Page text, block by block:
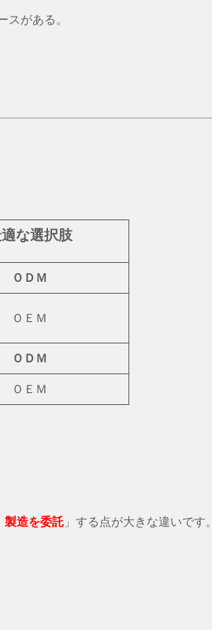
がある。
な選択肢
ＯＤＭ
ＯＥＭ
ＯＤＭ
ＯＥＭ
製造を委託 」する点が大きな違いです。